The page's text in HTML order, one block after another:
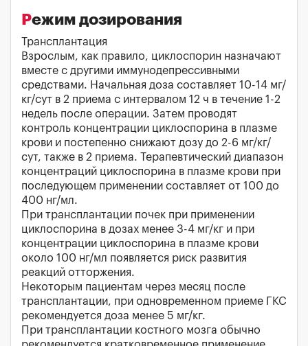
Режим дозирования
Трансплантация
Взрослым, как правило, циклоспорин назначают
вместе с другими иммунодепрессивными
средствами. Начальная доза составляет 10-14 мг/
кг/сут в 2 приема с интервалом 12 ч в течение 1-2
недель после операции. Затем проводят
контроль концентрации циклоспорина в плазме
крови и постепенно снижают дозу до 2-6 мг/кг/
сут, также в 2 приема. Терапевтический диапазон
концентраций циклоспорина в плазме крови при
последующем применении составляет от 100 до
400 нг/мл.
При трансплантации почек при применении
циклоспорина в дозах менее 3-4 мг/кг и при
концентрации циклоспорина в плазме крови
около 100 нг/мл появляется риск развития
реакций отторжения.
Некоторым пациентам через месяц после
трансплантации, при одновременном приеме ГКС
рекомендуется доза менее 5 мг/кг.
При трансплантации костного мозга обычно